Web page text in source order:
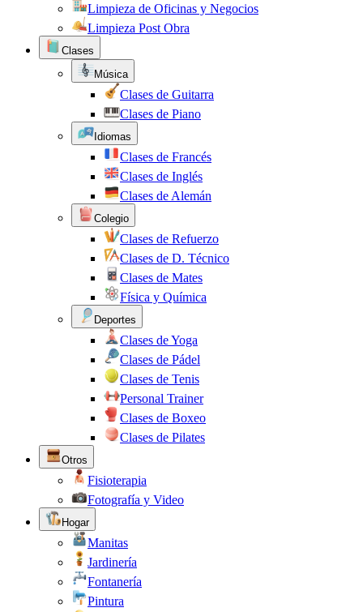
Limpieza de Oficinas y Negocios
Limpieza Post Obra
Clases
Música
Clases de Guitarra
Clases de Piano
Idiomas
Clases de Francés
Clases de Inglés
Clases de Alemán
Colegio
Clases de Refuerzo
Clases de D. Técnico
Clases de Mates
Física y Química
Deportes
Clases de Yoga
Clases de Pádel
Clases de Tenis
Personal Trainer
Clases de Boxeo
Clases de Pilates
Otros
Fisioterapia
Fotografía y Video
Hogar
Manitas
Jardinería
Fontanería
Pintura